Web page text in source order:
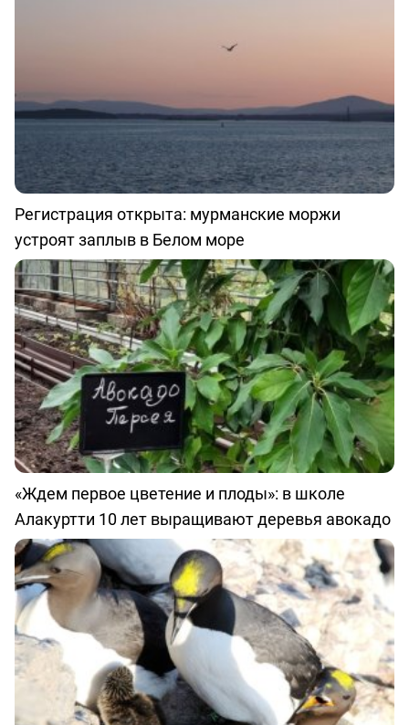
Регистрация открыта: мурманские моржи
устроят заплыв в Белом море
«Ждем первое цветение и плоды»: в школе
Алакуртти 10 лет выращивают деревья авокадо